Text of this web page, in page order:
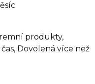
produkty,
Dovolená více než